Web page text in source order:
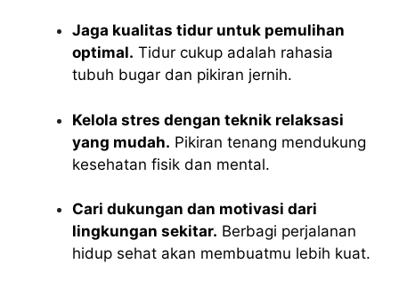
Jaga kualitas tidur untuk pemulihan
optimal. Tidur cukup adalah rahasia
tubuh bugar dan pikiran jernih.
Kelola stres dengan teknik relaksasi
yang mudah. Pikiran tenang mendukung
kesehatan fisik dan mental.
Cari dukungan dan motivasi dari
lingkungan sekitar. Berbagi perjalanan
hidup sehat akan membuatmu lebih kuat.